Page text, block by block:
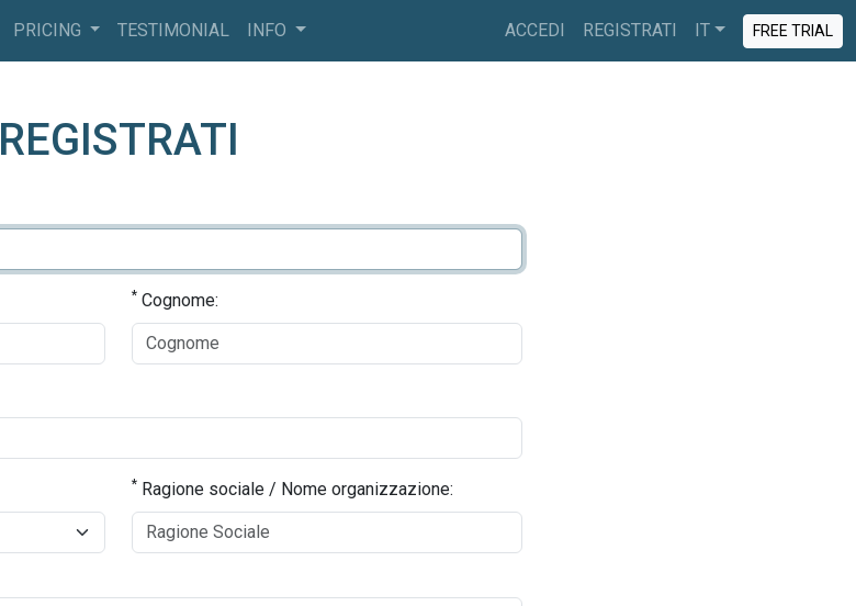
PRICING TESTIMONIAL INFO ACCEDI REGISTRATI IT FREE TRIAL
REGISTRATI
* Cognome:
* Ragione sociale / Nome organizzazione: